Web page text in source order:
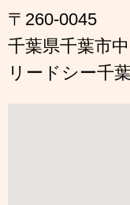
〒260-0045
千葉県千葉市
リードシー千